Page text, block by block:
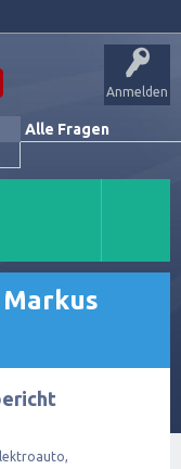
Anmelden
Alle Fragen